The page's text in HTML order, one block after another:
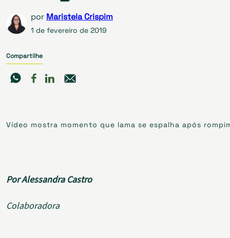
por Maristela Crispim
1 de fevereiro de 2019
Compartilhe
Vídeo mostra momento que lama se espalha após
Por Alessandra Castro
Colaboradora